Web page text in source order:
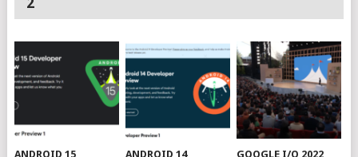
ANDROID 15 ANDROID 14 GOOGLE I/O 2022